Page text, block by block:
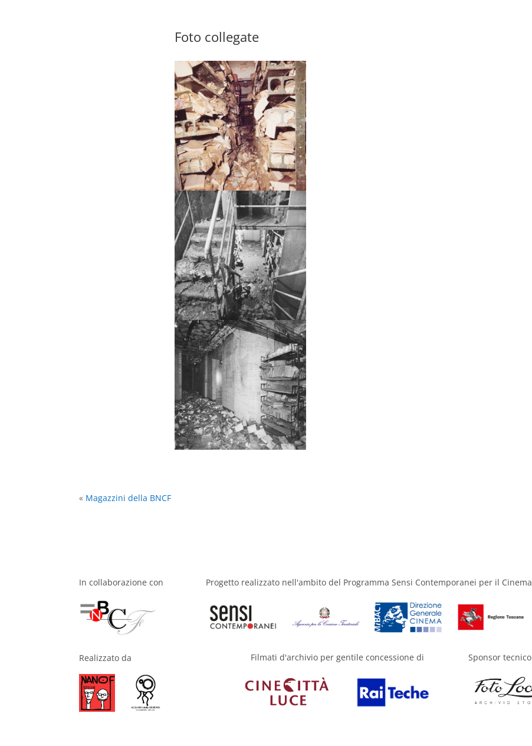
Foto collegate
« Magazzini della BNCF
In collaborazione con
Realizzato da
Progetto realizzato nell'ambito del Programma Sensi Contemporanei per il Cinema
Filmati d'archivio per gentile concessione di Sponsor tecnico